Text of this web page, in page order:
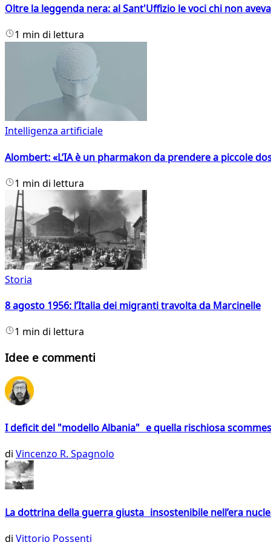
Oltre la leggenda nera: al Sant'Uffizio le voci chi non
1 min di lettura
Intelligenza artificiale
Alombert: «L’IA è un pharmakon da prendere a piccole
1 min di lettura
Storia
8 agosto 1956: l’Italia dei migranti travolta da Marcinelle
1 min di lettura
Idee e commenti
I deficit del "modello Albania" e quella rischiosa
di Vincenzo R. Spagnolo
La dottrina della guerra giusta insostenibile nell’era
di Vittorio Possenti